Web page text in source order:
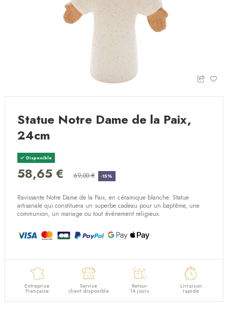
Statue Notre Dame de la Paix,
24cm
Disponible
58,65 € 69,00 € -15%
Ravissante Notre Dame de la Paix, en céramique blanche. Statue
artisanale qui constituera un superbe cadeau pour un baptême, une
communion, un mariage ou tout événement religieux.
Entreprise
Française
Service
client disponible
Retour
14 jours
Livraison
rapide